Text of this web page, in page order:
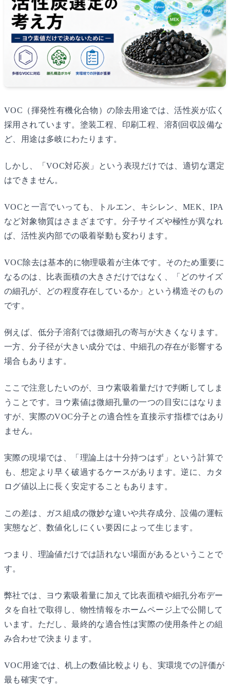
VOC（揮発性有機化合物）の除去用途では、活性炭が広く
採用されています。塗装工程、印刷工程、溶剤回収設備な
ど、用途は多岐にわたります。
しかし、「VOC対応炭」という表現だけでは、適切な選定
はできません。
VOCと一言でいっても、トルエン、キシレン、MEK、IPA
など対象物質はさまざまです。分子サイズや極性が異なれ
ば、活性炭内部での吸着挙動も変わります。
VOC除去は基本的に物理吸着が主体です。そのため重要に
なるのは、比表面積の大きさだけではなく、「どのサイズ
の細孔が、どの程度存在しているか」という構造そのもの
です。
例えば、低分子溶剤では微細孔の寄与が大きくなります。
一方、分子径が大きい成分では、中細孔の存在が影響する
場合もあります。
ここで注意したいのが、ヨウ素吸着量だけで判断してしま
うことです。ヨウ素値は微細孔量の一つの目安にはなりま
すが、実際のVOC分子との適合性を直接示す指標ではあり
ません。
実際の現場では、「理論上は十分持つはず」という計算で
も、想定より早く破過するケースがあります。逆に、カタ
ログ値以上に長く安定することもあります。
この差は、ガス組成の微妙な違いや共存成分、設備の運転
実態など、数値化しにくい要因によって生じます。
つまり、理論値だけでは語れない場面があるということで
す。
弊社では、ヨウ素吸着量に加えて比表面積や細孔分布デー
タを自社で取得し、物性情報をホームページ上で公開して
います。ただし、最終的な適合性は実際の使用条件との組
み合わせで決まります。
VOC用途では、机上の数値比較よりも、実環境での評価が
最も確実です。